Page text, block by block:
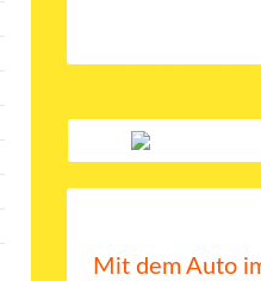
Mit dem Auto